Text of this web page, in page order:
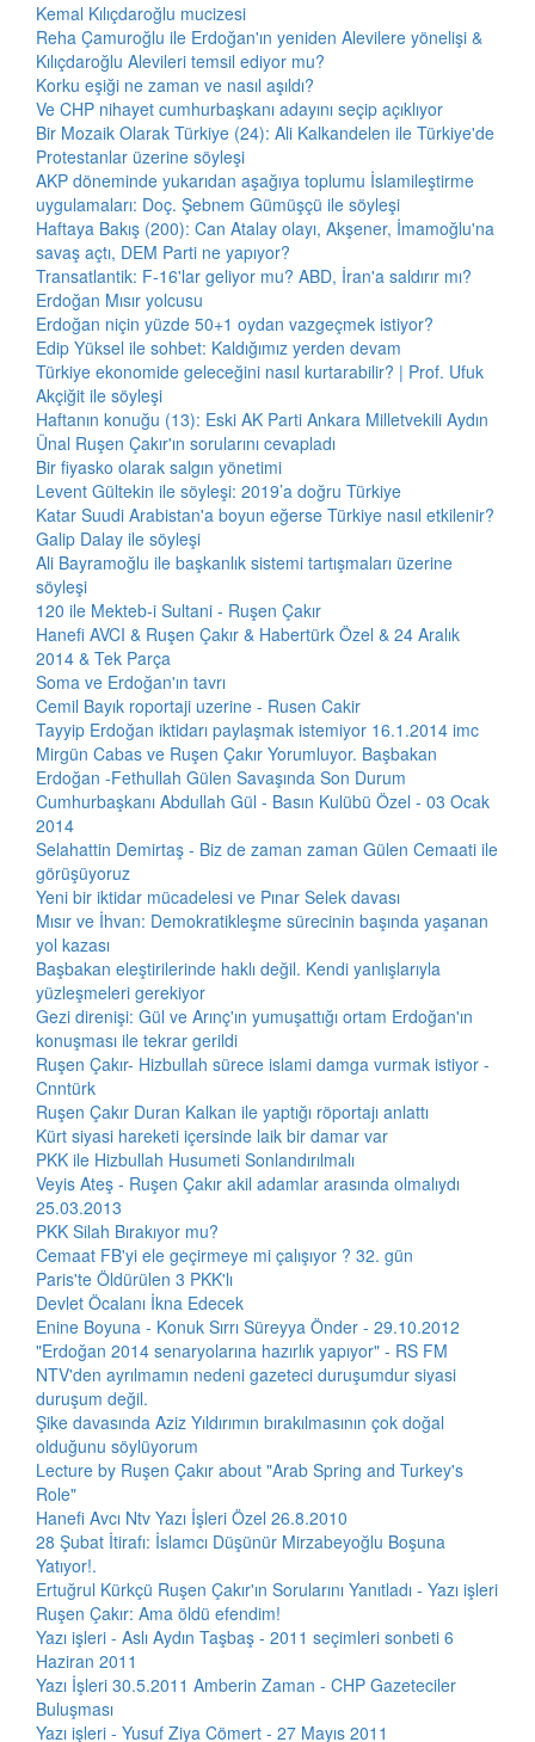
Kemal Kılıçdaroğlu mucizesi
Reha Çamuroğlu ile Erdoğan'ın yeniden Alevilere yönelişi &
Kılıçdaroğlu Alevileri temsil ediyor mu?
Korku eşiği ne zaman ve nasıl aşıldı?
Ve CHP nihayet cumhurbaşkanı adayını seçip açıklıyor
Bir Mozaik Olarak Türkiye (24): Ali Kalkandelen ile Türkiye'de
Protestanlar üzerine söyleşi
AKP döneminde yukarıdan aşağıya toplumu İslamileştirme
uygulamaları: Doç. Şebnem Gümüşçü ile söyleşi
Haftaya Bakış (200): Can Atalay olayı, Akşener, İmamoğlu'na
savaş açtı, DEM Parti ne yapıyor?
Transatlantik: F-16'lar geliyor mu? ABD, İran'a saldırır mı?
Erdoğan Mısır yolcusu
Erdoğan niçin yüzde 50+1 oydan vazgeçmek istiyor?
Edip Yüksel ile sohbet: Kaldığımız yerden devam
Türkiye ekonomide geleceğini nasıl kurtarabilir? | Prof. Ufuk
Akçiğit ile söyleşi
Haftanın konuğu (13): Eski AK Parti Ankara Milletvekili Aydın
Ünal Ruşen Çakır'ın sorularını cevapladı
Bir fiyasko olarak salgın yönetimi
Levent Gültekin ile söyleşi: 2019’a doğru Türkiye
Katar Suudi Arabistan'a boyun eğerse Türkiye nasıl etkilenir?
Galip Dalay ile söyleşi
Ali Bayramoğlu ile başkanlık sistemi tartışmaları üzerine
söyleşi
120 ile Mekteb-i Sultani - Ruşen Çakır
Hanefi AVCI & Ruşen Çakır & Habertürk Özel & 24 Aralık
2014 & Tek Parça
Soma ve Erdoğan'ın tavrı
Cemil Bayık roportaji uzerine - Rusen Cakir
Tayyip Erdoğan iktidarı paylaşmak istemiyor 16.1.2014 imc
Mirgün Cabas ve Ruşen Çakır Yorumluyor. Başbakan
Erdoğan -Fethullah Gülen Savaşında Son Durum
Cumhurbaşkanı Abdullah Gül - Basın Kulübü Özel - 03 Ocak
2014
Selahattin Demirtaş - Biz de zaman zaman Gülen Cemaati ile
görüşüyoruz
Yeni bir iktidar mücadelesi ve Pınar Selek davası
Mısır ve İhvan: Demokratikleşme sürecinin başında yaşanan
yol kazası
Başbakan eleştirilerinde haklı değil. Kendi yanlışlarıyla
yüzleşmeleri gerekiyor
Gezi direnişi: Gül ve Arınç'ın yumuşattığı ortam Erdoğan'ın
konuşması ile tekrar gerildi
Ruşen Çakır- Hizbullah sürece islami damga vurmak istiyor -
Cnntürk
Ruşen Çakır Duran Kalkan ile yaptığı röportajı anlattı
Kürt siyasi hareketi içersinde laik bir damar var
PKK ile Hizbullah Husumeti Sonlandırılmalı
Veyis Ateş - Ruşen Çakır akil adamlar arasında olmalıydı
25.03.2013
PKK Silah Bırakıyor mu?
Cemaat FB'yi ele geçirmeye mi çalışıyor ? 32. gün
Paris'te Öldürülen 3 PKK'lı
Devlet Öcalanı İkna Edecek
Enine Boyuna - Konuk Sırrı Süreyya Önder - 29.10.2012
"Erdoğan 2014 senaryolarına hazırlık yapıyor" - RS FM
NTV'den ayrılmamın nedeni gazeteci duruşumdur siyasi
duruşum değil.
Şike davasında Aziz Yıldırımın bırakılmasının çok doğal
olduğunu söylüyorum
Lecture by Ruşen Çakır about "Arab Spring and Turkey's
Role"
Hanefi Avcı Ntv Yazı İşleri Özel 26.8.2010
28 Şubat İtirafı: İslamcı Düşünür Mirzabeyoğlu Boşuna
Yatıyor!.
Ertuğrul Kürkçü Ruşen Çakır'ın Sorularını Yanıtladı - Yazı işleri
Ruşen Çakır: Ama öldü efendim!
Yazı işleri - Aslı Aydın Taşbaş - 2011 seçimleri sonbeti 6
Haziran 2011
Yazı İşleri 30.5.2011 Amberin Zaman - CHP Gazeteciler
Buluşması
Yazı işleri - Yusuf Ziya Cömert - 27 Mayıs 2011